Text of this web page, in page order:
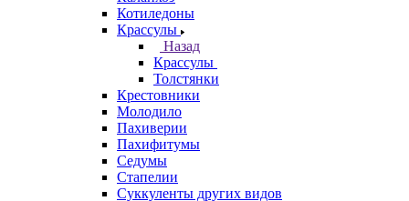
Котиледоны
Крассулы
Назад
Крассулы
Толстянки
Крестовники
Молодило
Пахиверии
Пахифитумы
Седумы
Стапелии
Суккуленты других видов